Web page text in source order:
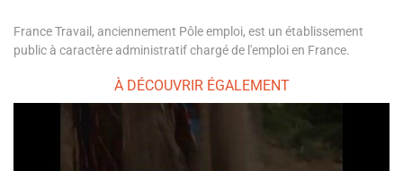
France Travail, anciennement Pôle emploi, est un établissement
public à caractère administratif chargé de l'emploi en France.
À DÉCOUVRIR ÉGALEMENT